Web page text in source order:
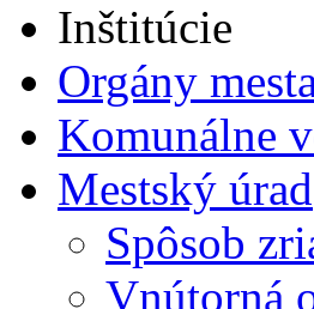
Inštitúcie
Orgány
Komunálne
Mestský úrad
Spôsob
Vnútorná